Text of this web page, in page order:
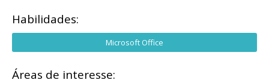
Habilidades:
Microsoft Office
Áreas de interesse: